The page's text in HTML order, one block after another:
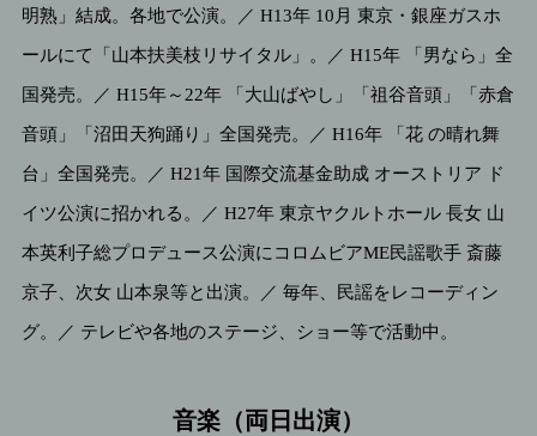
明熟」結成。各地で公演。／ H13年 10月 東京・銀座ガスホ
ールにて「山本扶美枝リサイタル」。／ H15年 「男なら」全
国発売。／ H15年～22年 「大山ばやし」「祖谷音頭」「赤倉
音頭」「沼田天狗踊り」全国発売。／ H16年 「花 の晴れ舞
台」全国発売。／ H21年 国際交流基金助成 オーストリア ド
イツ公演に招かれる。／ H27年 東京ヤクルトホール 長女 山
本英利子総プロデュース公演にコロムビアME民謡歌手 斎藤
京子、次女 山本泉等と出演。／ 毎年、民謡をレコーディン
グ。／ テレビや各地のステージ、ショー等で活動中。
音楽（両日出演）